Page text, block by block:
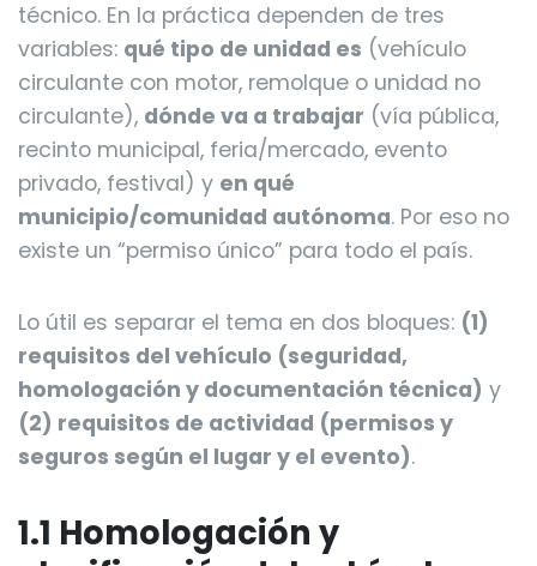
técnico. En la práctica dependen de tres
variables: qué tipo de unidad es (vehículo
circulante con motor, remolque o unidad no
circulante), dónde va a trabajar (vía pública,
recinto municipal, feria/mercado, evento
privado, festival) y en qué
municipio/comunidad autónoma. Por eso no
existe un “permiso único” para todo el país.
Lo útil es separar el tema en dos bloques: (1)
requisitos del vehículo (seguridad,
homologación y documentación técnica) y
(2) requisitos de actividad (permisos y
seguros según el lugar y el evento).
1.1 Homologación y